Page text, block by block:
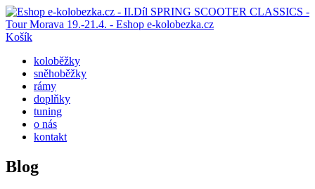
Košík
koloběžky
sněhoběžky
rámy
doplňky
tuning
o nás
kontakt
Blog